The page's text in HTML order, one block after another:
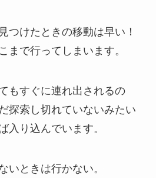
つけたときの移動は早い！
まで行ってしまいます。
もすぐに連れ出されるの
探索し切れていないみたい
入り込んでいます。
いときは行かない。